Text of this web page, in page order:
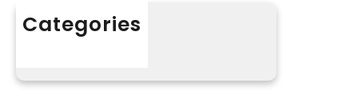
老
Categories